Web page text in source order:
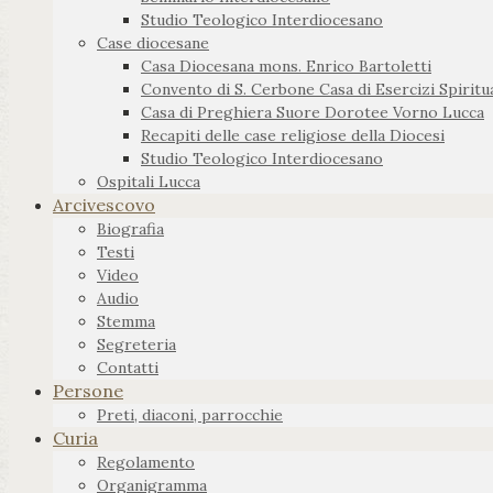
Studio Teologico Interdiocesano
Case diocesane
Casa Diocesana mons. Enrico Bartoletti
Convento di S. Cerbone Casa di Esercizi
Casa di Preghiera Suore Dorotee Vorno Lucca
Recapiti delle case religiose della Diocesi
Studio Teologico Interdiocesano
Ospitali Lucca
Arcivescovo
Biografia
Testi
Video
Audio
Stemma
Segreteria
Contatti
Persone
Preti, diaconi, parrocchie
Curia
Regolamento
Organigramma